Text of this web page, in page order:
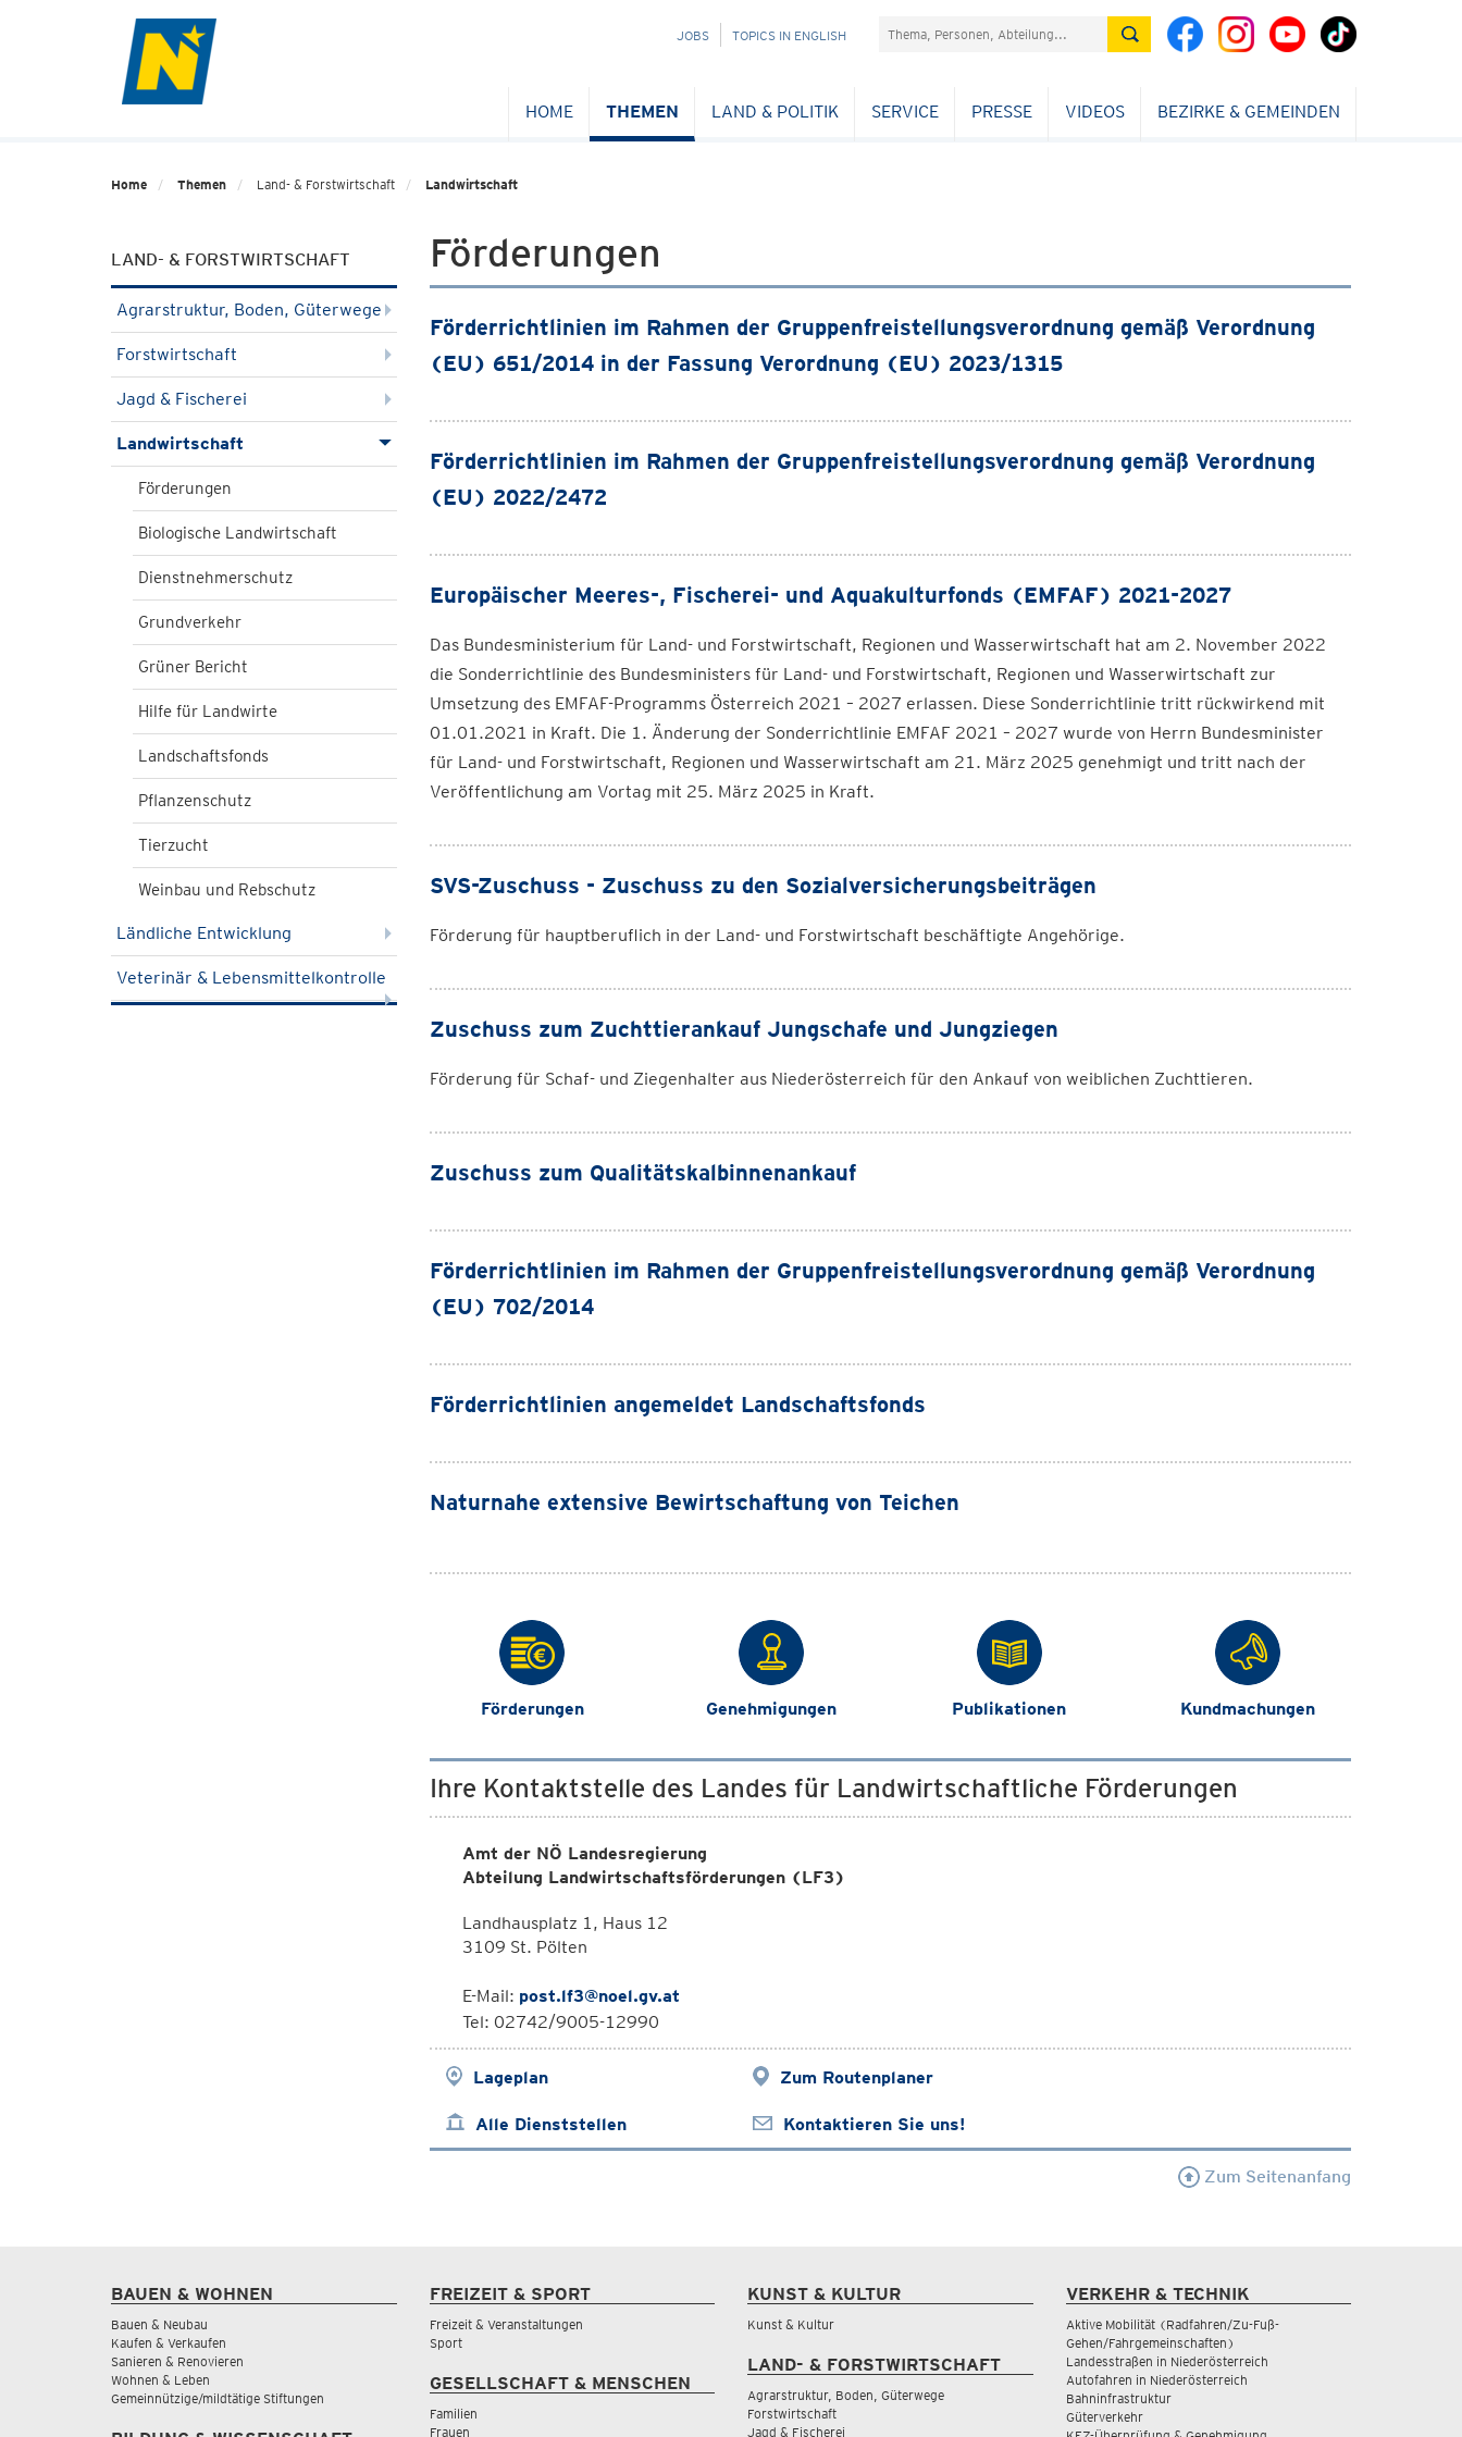
NAVIGATION
JOBS TOPICS IN ENGLISH Suchefeld
HOME THEMEN LAND & POLITIK SERVICE PRESSE VIDEOS BEZIRKE & GEMEINDEN
Home Themen Land- & Forstwirtschaft Landwirtschaft
LAND- & FORSTWIRTSCHAFT
Agrarstruktur, Boden, Güterwege
Forstwirtschaft
Jagd & Fischerei
Landwirtschaft
Förderungen
Biologische Landwirtschaft
Dienstnehmerschutz
Grundverkehr
Grüner Bericht
Hilfe für Landwirte
Landschaftsfonds
Pflanzenschutz
Tierzucht
Weinbau und Rebschutz
Ländliche Entwicklung
Veterinär & Lebensmittelkontrolle
Förderungen
Förderrichtlinien im Rahmen der Gruppenfreistellungsverordnung gemäß Verordnung
(EU) 651/2014 in der Fassung Verordnung (EU) 2023/1315
Förderrichtlinien im Rahmen der Gruppenfreistellungsverordnung gemäß Verordnung
(EU) 2022/2472
Europäischer Meeres-, Fischerei- und Aquakulturfonds (EMFAF) 2021-2027
Das Bundesministerium für Land- und Forstwirtschaft, Regionen und Wasserwirtschaft hat am 2. November 2022
die Sonderrichtlinie des Bundesministers für Land- und Forstwirtschaft, Regionen und Wasserwirtschaft zur
Umsetzung des EMFAF-Programms Österreich 2021 – 2027 erlassen. Diese Sonderrichtlinie tritt rückwirkend mit
01.01.2021 in Kraft. Die 1. Änderung der Sonderrichtlinie EMFAF 2021 – 2027 wurde von Herrn Bundesminister
für Land- und Forstwirtschaft, Regionen und Wasserwirtschaft am 21. März 2025 genehmigt und tritt nach der
Veröffentlichung am Vortag mit 25. März 2025 in Kraft.
SVS-Zuschuss - Zuschuss zu den Sozialversicherungsbeiträgen
Förderung für hauptberuflich in der Land- und Forstwirtschaft beschäftigte Angehörige.
Zuschuss zum Zuchttierankauf Jungschafe und Jungziegen
Förderung für Schaf- und Ziegenhalter aus Niederösterreich für den Ankauf von weiblichen Zuchttieren.
Zuschuss zum Qualitätskalbinnenankauf
Förderrichtlinien im Rahmen der Gruppenfreistellungsverordnung gemäß Verordnung
(EU) 702/2014
Förderrichtlinien angemeldet Landschaftsfonds
Naturnahe extensive Bewirtschaftung von Teichen
Förderungen Genehmigungen Publikationen Kundmachungen
Ihre Kontaktstelle des Landes für Landwirtschaftliche Förderungen
Amt der NÖ Landesregierung
Abteilung Landwirtschaftsförderungen (LF3)
Landhausplatz 1, Haus 12
3109 St. Pölten
E-Mail: post.lf3@noel.gv.at
Tel: 02742/9005-12990
Lageplan Zum Routenplaner
Alle Dienststellen Kontaktieren Sie uns!
Zum Seitenanfang
BAUEN & WOHNEN
Bauen & Neubau
Kaufen & Verkaufen
Sanieren & Renovieren
Wohnen & Leben
Gemeinnützige/mildtätige Stiftungen
FREIZEIT & SPORT
Freizeit & Veranstaltungen
Sport
GESELLSCHAFT & MENSCHEN
Familien
Frauen
KUNST & KULTUR
Kunst & Kultur
LAND- & FORSTWIRTSCHAFT
Agrarstruktur, Boden, Güterwege
Forstwirtschaft
Jagd & Fischerei
VERKEHR & TECHNIK
Aktive Mobilität (Radfahren/Zu-Fuß-
Gehen/Fahrgemeinschaften)
Landesstraßen in Niederösterreich
Autofahren in Niederösterreich
Bahninfrastruktur
Güterverkehr